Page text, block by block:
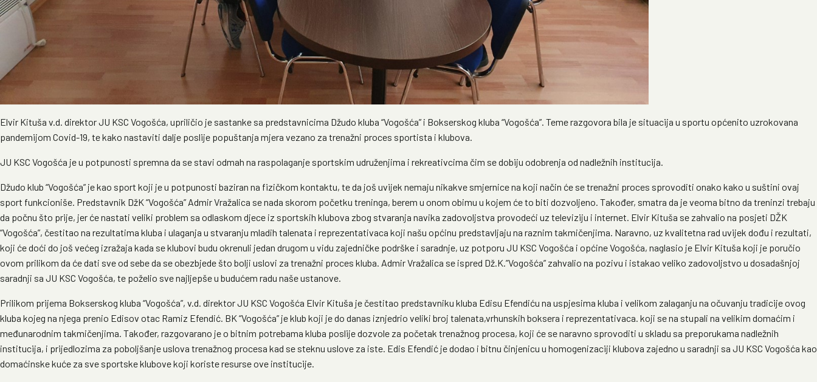
Elvir Kituša v.d. direktor JU KSC Vogošća, upriličio je sastanke sa predstavnicima Džudo kluba “Vogošća” i Bokserskog kluba “Vogošća”. Teme razgovora bila je situacija u sportu općenito uzrokovana
pandemijom Covid-19, te kako nastaviti dalje poslije popuštanja mjera vezano za trenažni proces sportista i klubova.
JU KSC Vogošća je u potpunosti spremna da se stavi odmah na raspolaganje sportskim udruženjima i rekreativcima čim se dobiju odobrenja od nadležnih institucija.
Džudo klub “Vogošća” je kao sport koji je u potpunosti baziran na fizičkom kontaktu, te da još uvijek nemaju nikakve smjernice na koji način će se trenažni proces sprovoditi onako kako u suštini ovaj
sport funkcioniše. Predstavnik DžK “Vogošća” Admir Vražalica se nada skorom početku treninga, berem u onom obimu u kojem će to biti dozvoljeno. Također, smatra da je veoma bitno da treninzi trebaju
da počnu što prije, jer će nastati veliki problem sa odlaskom djece iz sportskih klubova zbog stvaranja navika zadovoljstva provodeći uz televiziju i internet. Elvir Kituša se zahvalio na posjeti DŽK
“Vogošća”, čestitao na rezultatima kluba i ulaganja u stvaranju mladih talenata i reprezentativaca koji našu općinu predstavljaju na raznim takmičenjima. Naravno, uz kvalitetna rad uvijek dođu i rezultati,
koji će doći do još većeg izražaja kada se klubovi budu okrenuli jedan drugom u vidu zajedničke podrške i saradnje, uz potporu JU KSC Vogošća i općine Vogošća, naglasio je Elvir Kituša koji je poručio
ovom prilikom da će dati sve od sebe da se obezbjede što bolji uslovi za trenažni proces kluba. Admir Vražalica se ispred Dž.K.”Vogošća” zahvalio na pozivu i istakao veliko zadovoljstvo u dosadašnjoj
saradnji sa JU KSC Vogošća, te poželio sve najljepše u budućem radu naše ustanove.
Prilikom prijema Bokserskog kluba “Vogošća”, v.d. direktor JU KSC Vogošća Elvir Kituša je čestitao predstavniku kluba Edisu Efendiću na uspjesima kluba i velikom zalaganju na očuvanju tradicije ovog
kluba kojeg na njega prenio Edisov otac Ramiz Efendić. BK “Vogošća” je klub koji je do danas iznjedrio veliki broj talenata,vrhunskih boksera i reprezentativaca. koji se na stupali na velikim domaćim i
međunarodnim takmičenjima. Također, razgovarano je o bitnim potrebama kluba poslije dozvole za početak trenažnog procesa, koji će se naravno sprovoditi u skladu sa preporukama nadležnih
institucija, i prijedlozima za poboljšanje uslova trenažnog procesa kad se steknu uslove za iste. Edis Efendić je dodao i bitnu činjenicu u homogenizaciji klubova zajedno u saradnji sa JU KSC Vogošća kao
domaćinske kuće za sve sportske klubove koji koriste resurse ove institucije.